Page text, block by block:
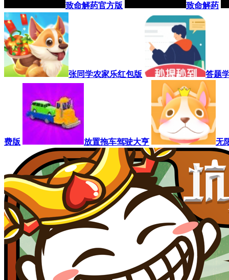
致命解药官方版 致命解药
张同学农家乐红包版 答题
费版 放置拖车驾驶大亨 无